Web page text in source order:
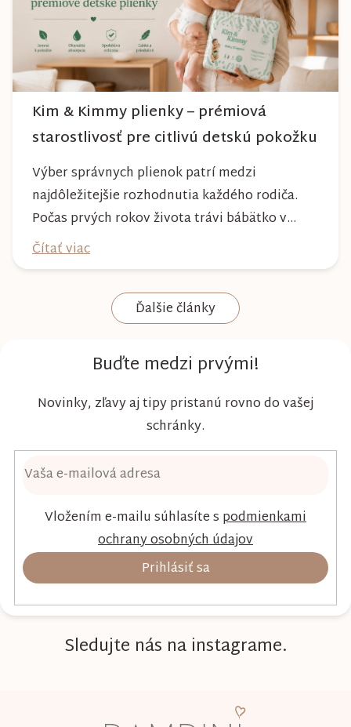
Kim & Kimmy plienky – prémiová
starostlivosť pre citlivú detskú pokožku
Výber správnych plienok patrí medzi
najdôležitejšie rozhodnutia každého rodiča.
Počas prvých rokov života trávi bábätko v
plienke väčšinu dňa, preto by mala poskytovať
nielen spoľahlivú ochranu, ale aj maximálny
komfort a šetrnosť k citlivej pokožke. Plienky
Kim & Kimmy boli vyvinuté s dôrazom na
Čítať viac
Ďalšie články
Buďte medzi prvými!
Novinky, zľavy aj tipy pristanú rovno do vašej
schránky.
Vložením e-mailu súhlasíte s podmienkami
ochrany osobných údajov
Prihlásiť sa
Sledujte nás na instagrame.